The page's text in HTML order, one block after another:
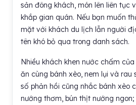
sản đông khách, món lên liên tục
khắp gian quán. Nếu bạn muốn
mặt với khách du lịch lẫn người
tên khó bỏ qua trong danh sách.
Nhiều khách khen nước chấm
ăn cùng bánh xèo, nem lụi và rau
số phản hồi cũng nhắc bánh xèo
nướng thơm, bún thịt nướng